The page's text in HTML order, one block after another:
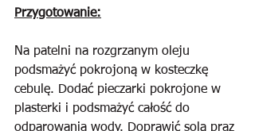
Przygotowanie:
Na patelni na rozgrzanym oleju
podsmażyć pokrojoną w kosteczkę
cebulę. Dodać pieczarki pokrojone w
plasterki i podsmażyć całość do
odparowania wody. Doprawić solą praz